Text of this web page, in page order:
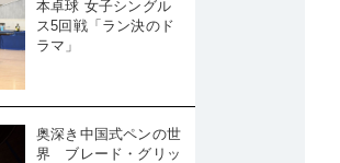
本卓球 女子シングル
ス5回戦「ラン決のド
ラマ」
奥深き中国式ペンの世
界 ブレード・グリッ